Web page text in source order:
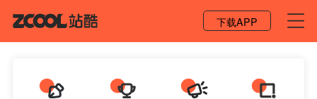
下载APP